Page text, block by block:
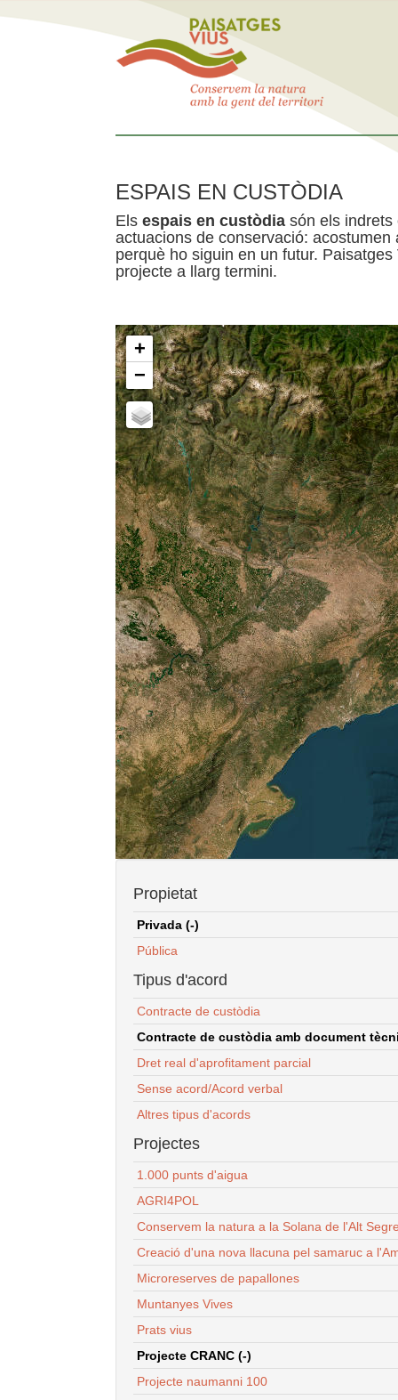
ESPAIS EN CUSTÒDIA
Els espais en custòdia són els indrets
actuacions de conservació:
perquè ho siguin en un futur.
projecte a llarg termini.
+
−
Propietat
Privada (-)
Pública
Tipus d'acord
Contracte de custòdia
Contracte de custòdia amb document
Dret real d'aprofitament parcial
Sense acord/Acord verbal
Altres tipus d'acords
Projectes
1.000 punts d'aigua
AGRI4POL
Conservem la natura a la Solana de l'Alt
Creació d'una nova llacuna pel samaruc a
Microreserves de papallones
Muntanyes Vives
Prats vius
Projecte CRANC (-)
Projecte naumanni 100